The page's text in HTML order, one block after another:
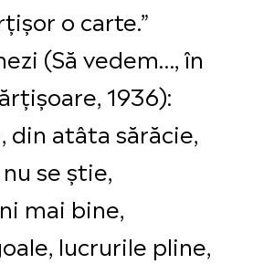
o carte.”
(Să vedem…, în
1936):
din atâta sărăcie,
se ştie,
mai bine,
lucrurile pline,